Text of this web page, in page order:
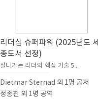
리더십 슈퍼파워 (2025년도 세
종도서 선정)
잘나가는 리더의 핵심 기술 5...
Dietmar Sternad 외 1명 공저
정종진 외 1명 공역